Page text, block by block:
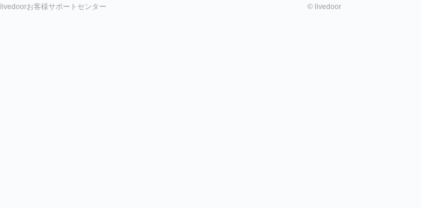
livedoorお客様サポートセンター © livedoor